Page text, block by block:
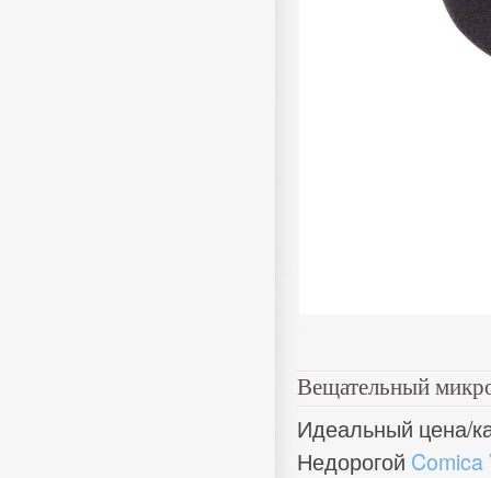
Вещательный
Идеальный цена/
Недорогой Comica